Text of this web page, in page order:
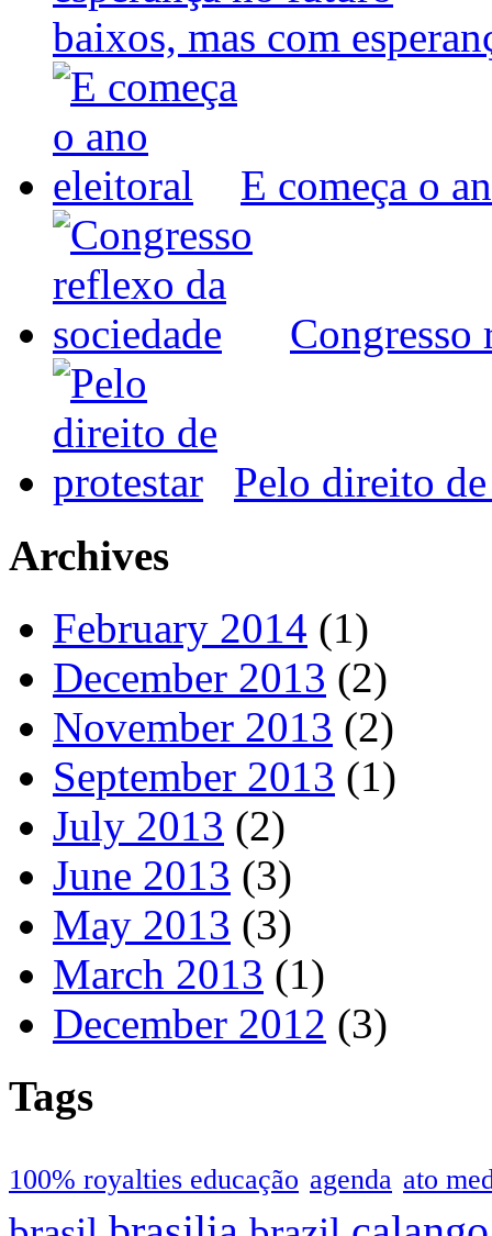
baixos, mas com
E começa o
Congresso
Pelo direito
Archives
February 2014 (1)
December 2013 (2)
November 2013 (2)
September 2013 (1)
July 2013 (2)
June 2013 (3)
May 2013 (3)
March 2013 (1)
December 2012 (3)
Tags
100% royalties educação agenda ato